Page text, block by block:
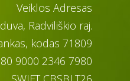
Veiklos Adresas
Radviliškio raj.
kodas 71809
9000 2346 7980